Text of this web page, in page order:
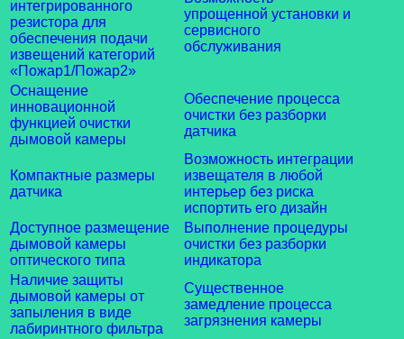
интегрированного
резистора для
обеспечения подачи
извещений категорий
«Пожар1/Пожар2»
упрощенной установки и
сервисного
обслуживания
Оснащение
инновационной
функцией очистки
дымовой камеры
Обеспечение процесса
очистки без разборки
датчика
Компактные размеры
датчика
Возможность интеграции
извещателя в любой
интерьер без риска
испортить его дизайн
Доступное размещение
дымовой камеры
оптического типа
Выполнение процедуры
очистки без разборки
индикатора
Наличие защиты
дымовой камеры от
запыления в виде
лабиринтного фильтра
Существенное
замедление процесса
загрязнения камеры